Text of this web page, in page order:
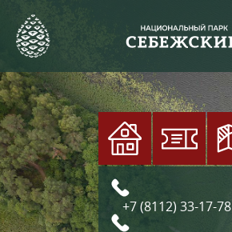
+7 (8112) 33-17-78